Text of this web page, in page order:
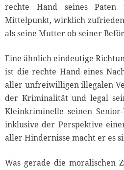
rechte Hand seines
Mittelpunkt, wirklich
als seine Mutter ob seiner
Eine ähnlich eindeutige
ist die rechte Hand eines
aller unfreiwilligen illegalen
der Kriminalität und legal
Kleinkriminelle seinen
inklusive der Perspektive
aller Hindernisse macht er es
Was gerade die moralischen